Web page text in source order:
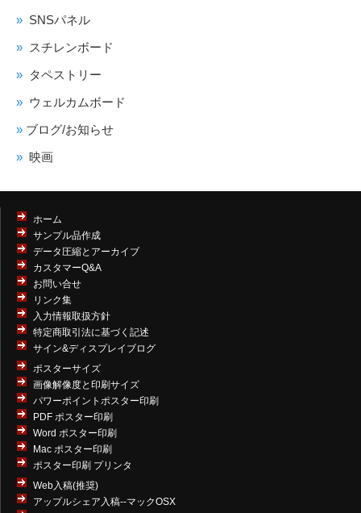
SNSパネル
スチレンボード
タペストリー
ウェルカムボード
ブログ/お知らせ
映画
ホーム
サンプル品作成
データ圧縮とアーカイブ
カスタマーQ&A
お問い合せ
リンク集
入力情報取扱方針
特定商取引法に基づく記述
サイン&ディスプレイブログ
ポスターサイズ
画像解像度と印刷サイズ
パワーポイントポスター印刷
PDF ポスター印刷
Word ポスター印刷
Mac ポスター印刷
ポスター印刷 プリンタ
Web入稿(推奨)
アップルシェア入稿--マックOSX